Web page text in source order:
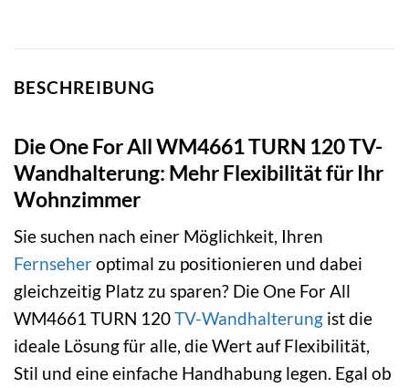
BESCHREIBUNG
Die One For All WM4661 TURN 120 TV-
Wandhalterung: Mehr Flexibilität für Ihr
Wohnzimmer
Sie suchen nach einer Möglichkeit, Ihren
Fernseheroptimal zu positionieren und dabei
gleichzeitig Platz zu sparen? Die One For All
WM4661 TURN 120TV-Wandhalterung ist die
ideale Lösung für alle, die Wert auf Flexibilität,
Stil und eine einfache Handhabung legen. Egal ob